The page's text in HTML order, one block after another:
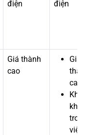
điện điện
Giá thành
cao
Giá
thành
cao
Khó
khăn
trong
việc